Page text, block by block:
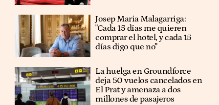
​​Josep Maria Malagarriga:
"Cada 15 días me quieren
comprar el hotel, y cada 15
días digo que no"
La huelga en Groundforce
deja 50 vuelos cancelados en
El Prat y amenaza a dos
millones de pasajeros